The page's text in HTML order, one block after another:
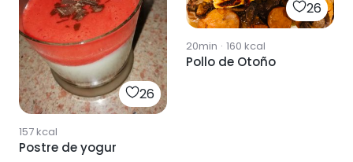
26
157kcal
Postre de yogur
26
20min · 160 kcal
Pollo de Otoño